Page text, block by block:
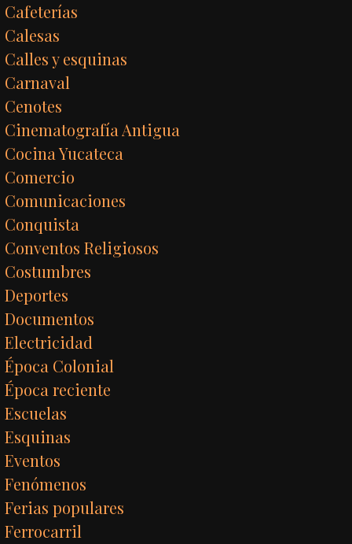
Cafeterías
Calesas
Calles y esquinas
Carnaval
Cenotes
Cinematografía Antigua
Cocina Yucateca
Comercio
Comunicaciones
Conquista
Conventos Religiosos
Costumbres
Deportes
Documentos
Electricidad
Época Colonial
Época reciente
Escuelas
Esquinas
Eventos
Fenómenos
Ferias populares
Ferrocarril